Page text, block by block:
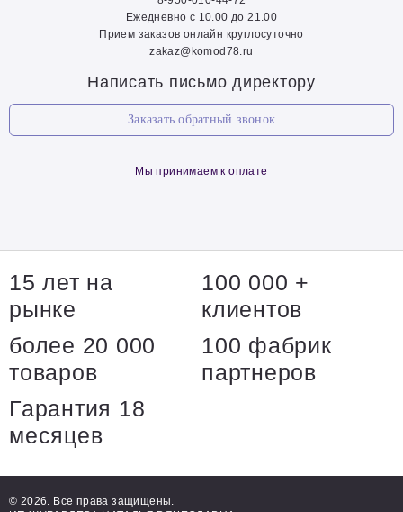
Ежедневно с 10.00 до 21.00
Прием заказов онлайн круглосуточно
zakaz@komod78.ru
Написать письмо директору
Заказать обратный звонок
Мы принимаем к оплате
15 лет на
рынке
100 000 +
клиентов
более 20 000
товаров
100 фабрик
партнеров
Гарантия 18
месяцев
© 2026. Все права защищены.